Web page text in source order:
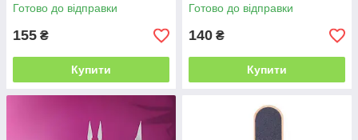
Готово до відправки
155 ₴
Купити
Готово до відправки
140 ₴
Купити